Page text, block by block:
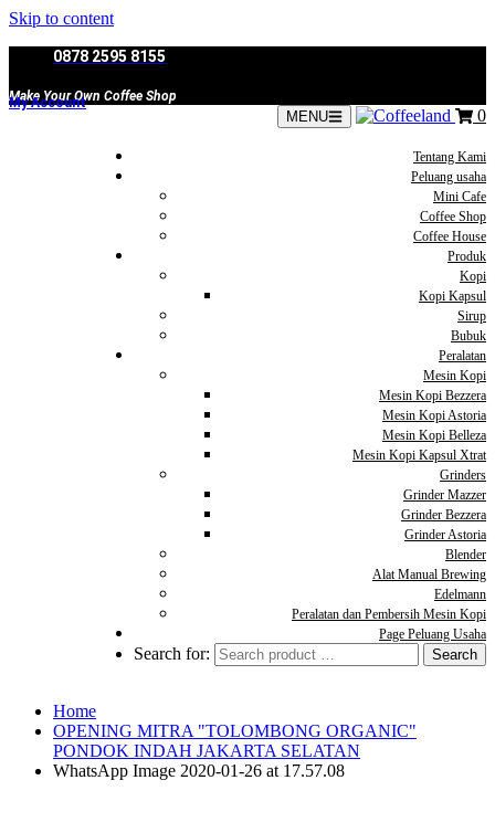
Skip to content
0878 2595 8155
Make Your Own Coffee Shop
My Account
MENU 0
Tentang Kami
Peluang usaha
Mini Cafe
Coffee Shop
Coffee House
Produk
Kopi
Kopi Kapsul
Sirup
Bubuk
Peralatan
Mesin Kopi
Mesin Kopi Bezzera
Mesin Kopi Astoria
Mesin Kopi Belleza
Mesin Kopi Kapsul Xtrat
Grinders
Grinder Mazzer
Grinder Bezzera
Grinder Astoria
Blender
Alat Manual Brewing
Edelmann
Peralatan dan Pembersih Mesin Kopi
Page Peluang Usaha
Search for:
Home
OPENING MITRA "TOLOMBONG ORGANIC"
PONDOK INDAH JAKARTA SELATAN
WhatsApp Image 2020-01-26 at 17.57.08